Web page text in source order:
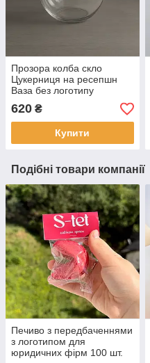
Прозора колба скло
Цукерниця на ресепшн
Ваза без логотипу
620 ₴
Купити
Подібні товари компанії
Печиво з передбаченнями
з логотипом для
юридичних фірм 100 шт.